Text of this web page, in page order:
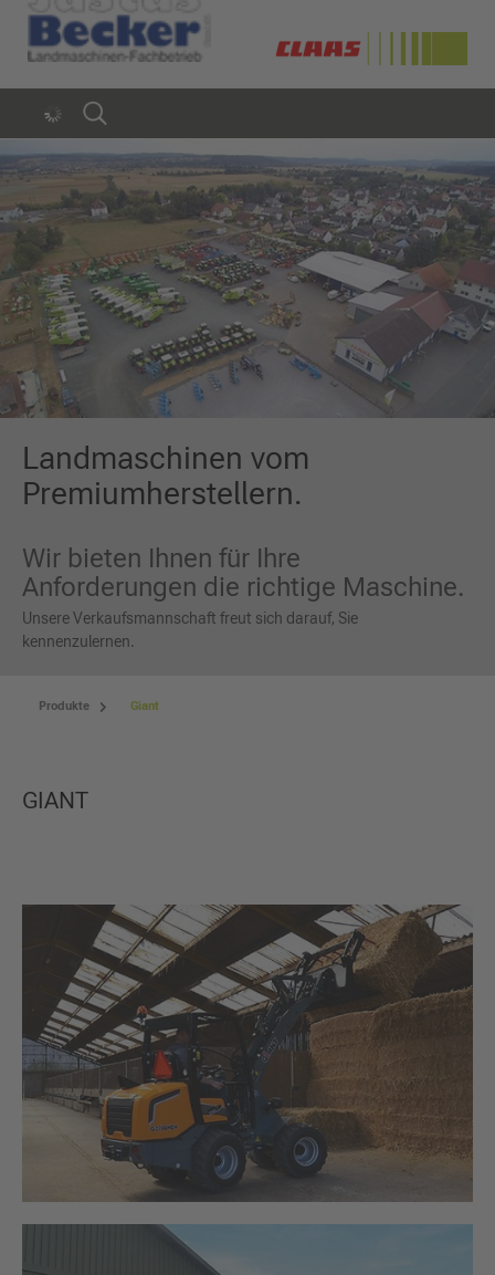
Landmaschinen vom
Premiumherstellern.
Wir bieten Ihnen für Ihre
Anforderungen die richtige Maschine.
Unsere Verkaufsmannschaft freut sich darauf, Sie
kennenzulernen.
Produkte Giant
GIANT